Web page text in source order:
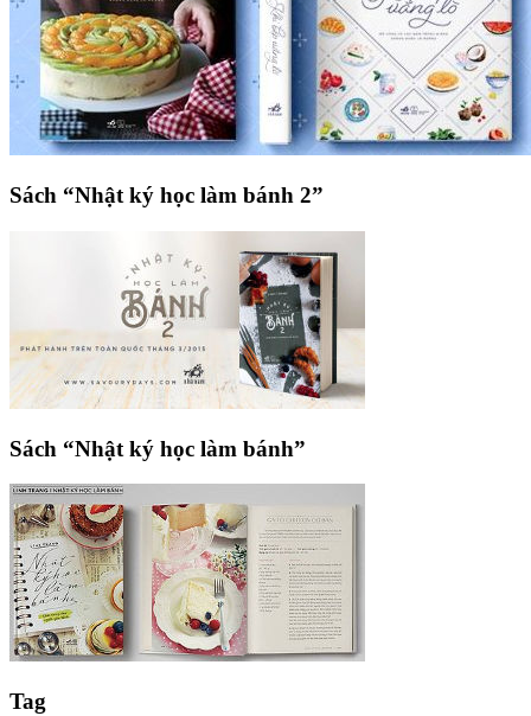
Sách “Nhật ký học làm bánh 2”
Sách “Nhật ký học làm bánh”
Tag